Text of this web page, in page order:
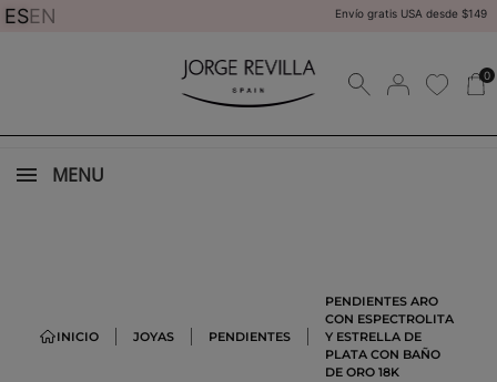
ESEN Envío gratis USA desde $149
0
MENU
INICIO JOYAS PENDIENTES
PENDIENTES ARO
CON ESPECTROLITA
Y ESTRELLA DE
PLATA CON BAÑO
DE ORO 18K